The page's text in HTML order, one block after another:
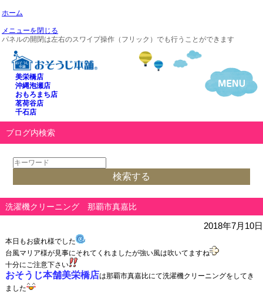
ホーム
メニューを閉じる
パネルの開閉は左右のスワイプ操作（フリック）でも行うことができます
美栄橋店
沖縄泡瀬店
おもろまち店
茗荷谷店
千石店
ブログ内検索
洗濯機クリーニング 那覇市真嘉比
2018年7月10日
本日もお疲れ様でした
台風マリア様が見事にそれてくれましたが強い風は吹いてますね
十分にご注意下さい
おそうじ本舗美栄橋店は那覇市真嘉比にて洗濯機クリーニングをしてき
ました